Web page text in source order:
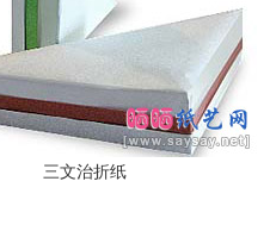
三文治折纸